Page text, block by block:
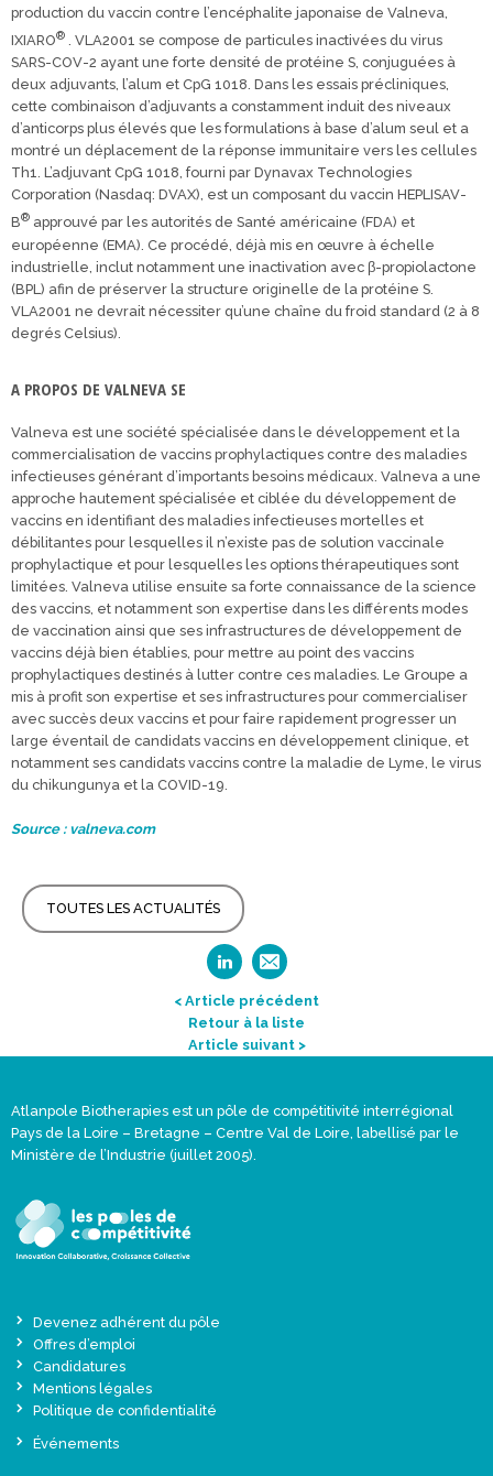
production du vaccin contre l’encéphalite japonaise de Valneva,
IXIARO® . VLA2001 se compose de particules inactivées du virus
SARS-COV-2 ayant une forte densité de protéine S, conjuguées à
deux adjuvants, l’alum et CpG 1018. Dans les essais précliniques,
cette combinaison d’adjuvants a constamment induit des niveaux
d’anticorps plus élevés que les formulations à base d’alum seul et a
montré un déplacement de la réponse immunitaire vers les cellules
Th1. L’adjuvant CpG 1018, fourni par Dynavax Technologies
Corporation (Nasdaq: DVAX), est un composant du vaccin HEPLISAV-
B® approuvé par les autorités de Santé américaine (FDA) et
européenne (EMA). Ce procédé, déjà mis en œuvre à échelle
industrielle, inclut notamment une inactivation avec β-propiolactone
(BPL) afin de préserver la structure originelle de la protéine S.
VLA2001 ne devrait nécessiter qu’une chaîne du froid standard (2 à 8
degrés Celsius).
A PROPOS DE VALNEVA SE
Valneva est une société spécialisée dans le développement et la
commercialisation de vaccins prophylactiques contre des maladies
infectieuses générant d’importants besoins médicaux. Valneva a une
approche hautement spécialisée et ciblée du développement de
vaccins en identifiant des maladies infectieuses mortelles et
débilitantes pour lesquelles il n’existe pas de solution vaccinale
prophylactique et pour lesquelles les options thérapeutiques sont
limitées. Valneva utilise ensuite sa forte connaissance de la science
des vaccins, et notamment son expertise dans les différents modes
de vaccination ainsi que ses infrastructures de développement de
vaccins déjà bien établies, pour mettre au point des vaccins
prophylactiques destinés à lutter contre ces maladies. Le Groupe a
mis à profit son expertise et ses infrastructures pour commercialiser
avec succès deux vaccins et pour faire rapidement progresser un
large éventail de candidats vaccins en développement clinique, et
notamment ses candidats vaccins contre la maladie de Lyme, le virus
du chikungunya et la COVID-19.
Source : valneva.com
TOUTES LES ACTUALITÉS
< Article précédent
Retour à la liste
Article suivant >
Atlanpole Biotherapies est un pôle de compétitivité interrégional
Pays de la Loire – Bretagne – Centre Val de Loire, labellisé par le
Ministère de l’Industrie (juillet 2005).
Devenez adhérent du pôle
Offres d’emploi
Candidatures
Mentions légales
Politique de confidentialité
Événements